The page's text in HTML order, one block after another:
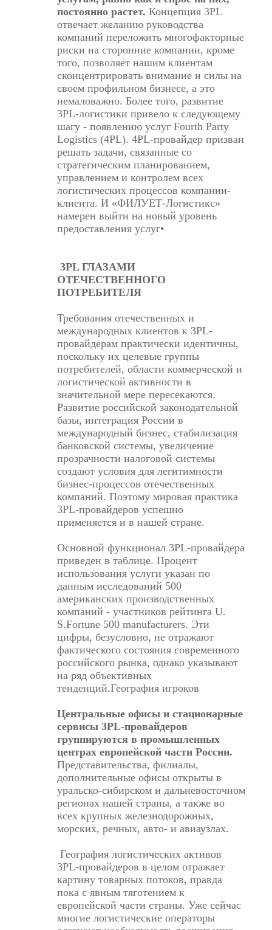
постоянно растет. Концепция 3PL
отвечает желанию руководства
компаний переложить многофакторные
риски на сторонние компании, кроме
того, позволяет нашим клиентам
сконцентрировать внимание и силы на
своем профильном бизнесе, а это
немаловажно. Более того, развитие
3PL-логистики привело к следующему
шагу - появлению услуг Fourth Party
Logistics (4PL). 4PL-провайдер призван
решать задачи, связанные со
стратегическим планированием,
управлением и контролем всех
логистических процессов компании-
клиента. И «ФИЛУЕТ-Логистикс»
намерен выйти на новый уровень
предоставления услуг•
3PL ГЛАЗАМИ
ОТЕЧЕСТВЕННОГО
ПОТРЕБИТЕЛЯ
Требования отечественных и
международных клиентов к 3PL-
провайдерам практически идентичны,
поскольку их целевые группы
потребителей, области коммерческой и
логистической активности в
значительной мере пересекаются.
Развитие российской законодательной
базы, интеграция России в
международный бизнес, стабилизация
банковской системы, увеличение
прозрачности налоговой системы
создают условия для легитимности
бизнес-процессов отечественных
компаний. Поэтому мировая практика
3PL-провайдеров успешно
применяется и в нашей стране.
Основной функционал 3PL-провайдера
приведен в таблице. Процент
использования услуги указан по
данным исследований 500
американских производственных
компаний - участников рейтинга U.
S.Fortune 500 manufacturers. Эти
цифры, безусловно, не отражают
фактического состояния современного
российского рынка, однако указывают
на ряд объективных
тенденций.География игроков
Центральные офисы и стационарные
сервисы 3PL-провайдеров
группируются в промышленных
центрах европейской части России.
Представительства, филиалы,
дополнительные офисы открыты в
уральско-сибирском и дальневосточном
регионах нашей страны, а также во
всех крупных железнодорожных,
морских, речных, авто- и авиаузлах.
География логистических активов
3PL-провайдеров в целом отражает
картину товарных потоков, правда
пока с явным тяготением к
европейской части страны. Уже сейчас
многие логистические операторы